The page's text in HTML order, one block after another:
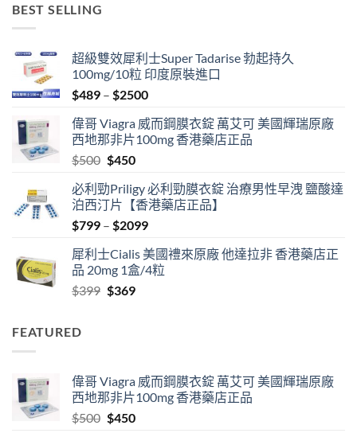
BEST SELLING
超級雙效犀利士Super Tadarise 勃起持久
100mg/10粒 印度原裝進口
$489 – $2500Price
$489
through
偉哥 Viagra 威而鋼膜衣錠 萬艾可 美國輝瑞原廠
西地那非片100mg 香港藥店正品
$500 Original
was:
$500.
$450Current
is:
$450.
必利勁Priligy 必利勁膜衣錠 治療男性早洩 鹽酸達
泊西汀片【香港藥店正品】
$799 – $2099Price
$799
through
犀利士Cialis 美國禮來原廠 他達拉非 香港藥店正
品 20mg 1盒/4粒
$399 Original
$369Current
FEATURED
偉哥 Viagra 威而鋼膜衣錠 萬艾可 美國輝瑞原廠
西地那非片100mg 香港藥店正品
$500 Original
$450Current